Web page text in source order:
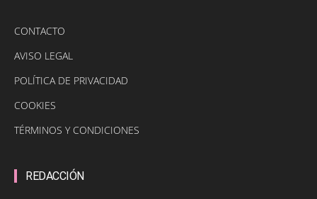
CONTACTO
AVISO LEGAL
POLÍTICA DE PRIVACIDAD
COOKIES
TÉRMINOS Y CONDICIONES
REDACCIÓN